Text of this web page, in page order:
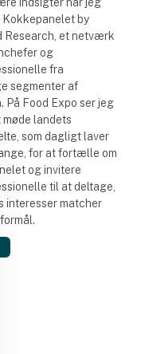
Kokkepanelet by
Research, et netværk
og
fra
segmenter af
På Food Expo ser jeg
landets
som dagligt laver
for at fortælle om
og invitere
til at deltage,
interesser matcher